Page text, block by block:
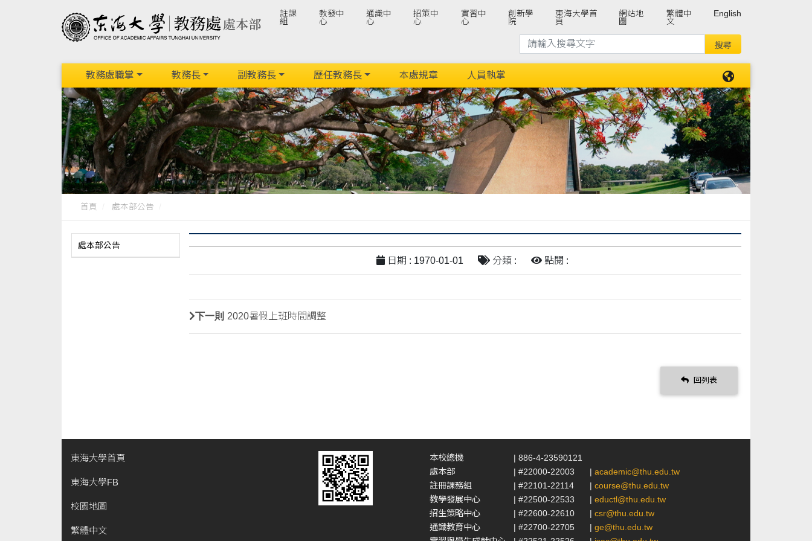
註課
組
教發中
心
通識中
心
招策中
心
實習中
心
創新學
院
東海大學首
頁
網站地
圖
繁體中
文
English
教務處職掌 教務長 副教務長 歷任教務長 本處規章 人員執掌
首頁 處本部公告
處本部公告
日期 : 1970-01-01 分類 : 點閱 :
下一則 2020暑假上班時間調整
回列表
東海大學首頁
東海大學FB
校園地圖
繁體中文
本校總機
| 886-4-23590121
處本部
| #22000-22003 | academic@thu.edu.tw
註冊課務組
| #22101-22114 | course@thu.edu.tw
教學發展中心
| #22500-22533 | eductl@thu.edu.tw
招生策略中心
| #22600-22610 | csr@thu.edu.tw
通識教育中心
| #22700-22705 | ge@thu.edu.tw